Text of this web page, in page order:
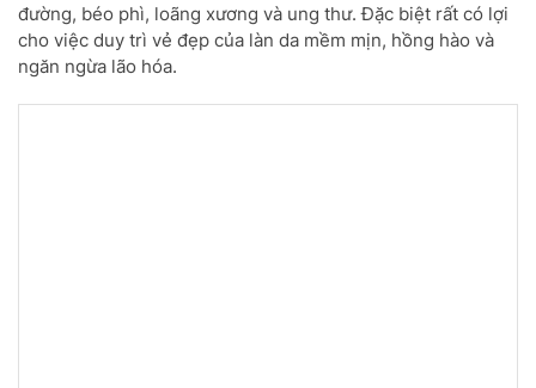
đường, béo phì, loãng xương và ung thư. Đặc biệt rất có lợi
cho việc duy trì vẻ đẹp của làn da mềm mịn, hồng hào và
ngăn ngừa lão hóa.